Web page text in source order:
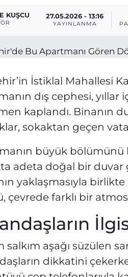
KUŞCU 27.05.2026 - 13:16
YAYINLANMA
İstiklal Mahallesi
dış cephesi,
kaplandı. Binanın
sokaktan geçen
büyük bölümünü
adeta doğal bir duvar
yaklaşmasıyla
çevrede farklı bir
salkım aşağı süzülen
dikkatini